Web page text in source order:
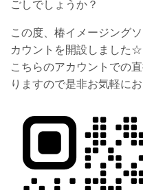
ごしでしょうか？
この度、椿イメージング
カウントを開設しました☆
こちらのアカウントでの
りますので是非お気軽にお